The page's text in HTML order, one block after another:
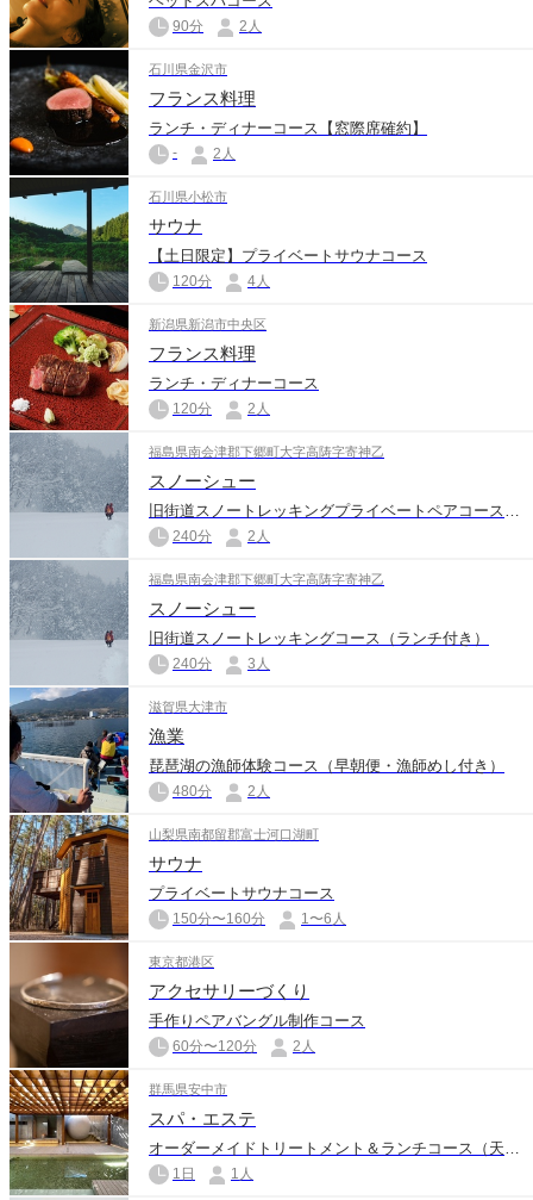
90分 2人
石川県金沢市
フランス料理
ランチ・ディナーコース【窓際席確約】
- 2人
石川県小松市
サウナ
【土日限定】プライベートサウナコース
120分 4人
新潟県新潟市中央区
フランス料理
ランチ・ディナーコース
120分 2人
福島県南会津郡下郷町大字高陦字寄神乙
スノーシュー
旧街道スノートレッキングプライベートペアコース（ランチ付き）
240分 2人
福島県南会津郡下郷町大字高陦字寄神乙
スノーシュー
旧街道スノートレッキングコース（ランチ付き）
240分 3人
滋賀県大津市
漁業
琵琶湖の漁師体験コース（早朝便・漁師めし付き）
480分 2人
山梨県南都留郡富士河口湖町
サウナ
プライベートサウナコース
150分〜160分 1〜6人
東京都港区
アクセサリーづくり
手作りペアバングル制作コース
60分〜120分 2人
群馬県安中市
スパ・エステ
オーダーメイドトリートメント＆ランチコース（天然温泉サウナ利用付き）
1日 1人